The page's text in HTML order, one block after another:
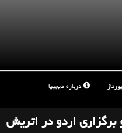
درباره دیجیپا
اردو در اتریش